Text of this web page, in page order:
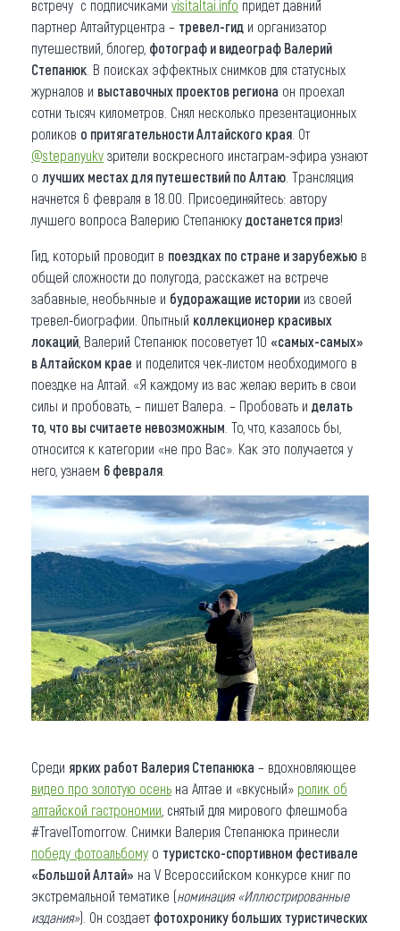
встречу с подписчиками visitaltai.info придет давний
партнер Алтайтурцентра – тревел-гид и организатор
путешествий, блогер, фотограф и видеограф Валерий
Степанюк . В поисках эффектных снимков для статусных
журналов и выставочных проектов региона он проехал
сотни тысяч километров. Снял несколько презентационных
роликов о притягательности Алтайского края . От
@stepanyukv зрители воскресного инстаграм-эфира узнают
о лучших местах для путешествий по Алтаю . Трансляция
начнется 6 февраля в 18.00. Присоединяйтесь: автору
лучшего вопроса Валерию Степанюку достанется приз!
Гид, который проводит в поездках по стране и зарубежью в
общей сложности до полугода, расскажет на встрече
забавные, необычные и будоражащие истории из своей
тревел-биографии. Опытный коллекционер красивых
локаций , Валерий Степанюк посоветует 10 «самых-самых»
в Алтайском крае и поделится чек-листом необходимого в
поездке на Алтай. «Я каждому из вас желаю верить в свои
силы и пробовать, – пишет Валера. – Пробовать и делать
то, что вы считаете невозможным . То, что, казалось бы,
относится к категории «не про Вас». Как это получается у
него, узнаем 6 февраля
Среди ярких работ Валерия Степанюка – вдохновляющее
видео про золотую осень на Алтае и «вкусный» ролик об
алтайской гастрономии , снятый для мирового флешмоба
#TravelTomorrow. Снимки Валерия Степанюка принесли
победу фотоальбому о туристско-спортивном фестивале
«Большой Алтай» на V Всероссийском конкурсе книг по
экстремальной тематике (номинация «Иллюстрированные
издания»). Он создает фотохронику больших туристических